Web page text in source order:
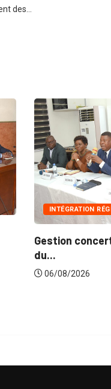
des…
INTÉGRATION
Gestion
du...
06/08/2026